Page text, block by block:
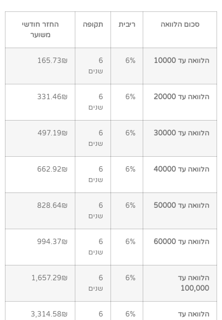
סכום הלוואה ריבית תקופה
החזר חודשי
משוער
הלוואה עד 10000 6%
6
שנים
165.73₪
הלוואה עד 20000 6%
6
שנים
331.46₪
הלוואה עד 30000 6%
6
שנים
497.19₪
הלוואה עד 40000 6%
6
שנים
662.92₪
הלוואה עד 50000 6%
6
שנים
828.64₪
הלוואה עד 60000 6%
6
שנים
994.37₪
הלוואה עד
100,000
6%
6
שנים
1,657.29₪
הלוואה עד
6%
6
3,314.58₪